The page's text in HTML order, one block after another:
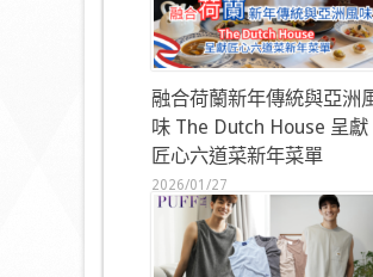
融合荷蘭新年傳統與亞洲
味 The Dutch House 呈獻
匠心六道菜新年菜單
2026/01/27